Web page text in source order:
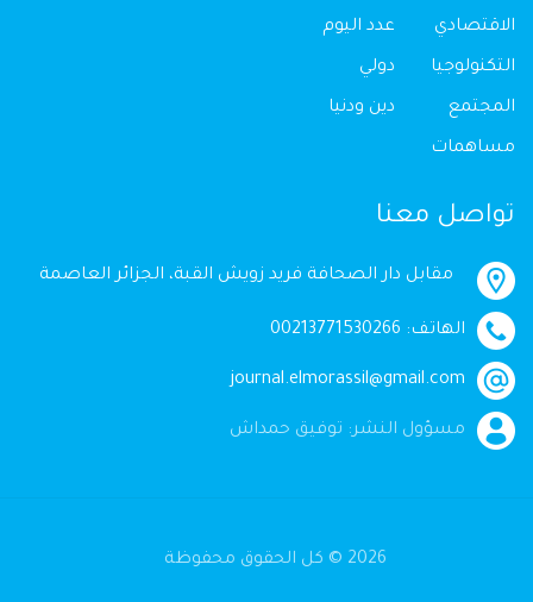
الاقتصادي
التكنولوجيا
المجتمع
مساهمات
عدد اليوم
دولي
دين ودنيا
تواصل معنا
مقابل دار الصحافة فريد زويش القبة، الجزائر العاصمة
الهاتف: 00213771530266
journal.elmorassil@gmail.com
مسؤول النشر: توفيق حمداش
2026 © كل الحقوق محفوظة